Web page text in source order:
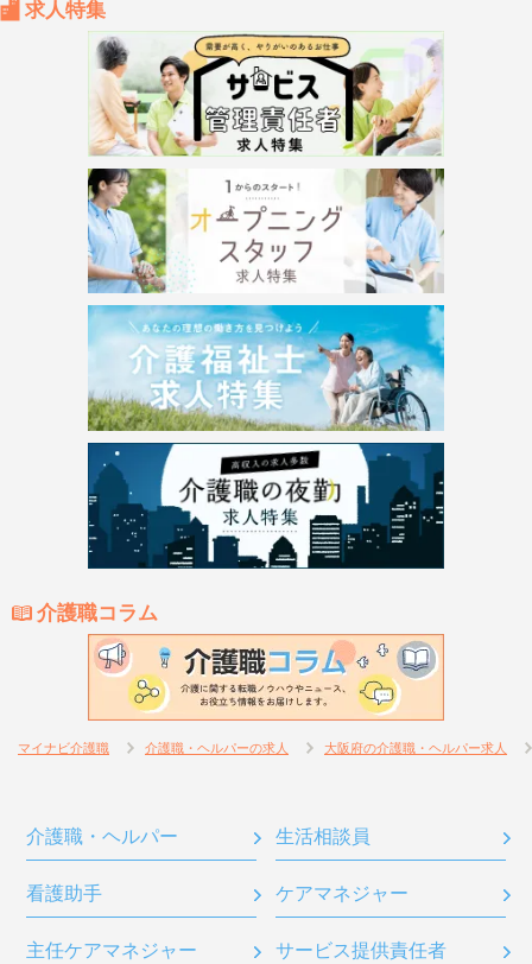
求人特集
介護職コラム
マイナビ介護職 介護職・ヘルパーの求人 大阪府の介護職・ヘルパー求人
介護職・ヘルパー 生活相談員
看護助手 ケアマネジャー
主任ケアマネジャー サービス提供責任者